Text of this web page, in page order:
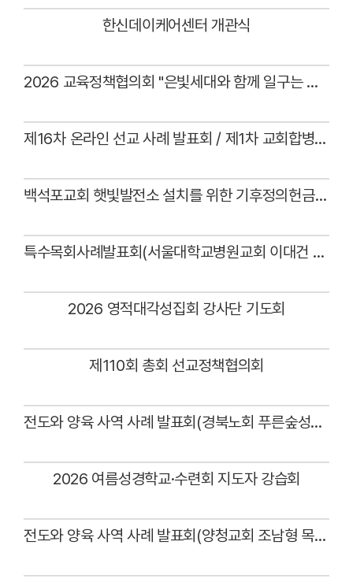
한신데이케어센터 개관식
2026 교육정책협의회 "은빛세대와 함께 일구는 목회"
제16차 온라인 선교 사례 발표회 / 제1차 교회합병 사례 발표회(대구노회 아름다운상원교회)
백석포교회 햇빛발전소 설치를 위한 기후정의헌금 전달예식
특수목회사례발표회(서울대학교병원교회 이대건 목사)
2026 영적대각성집회 강사단 기도회
제110회 총회 선교정책협의회
전도와 양육 사역 사례 발표회(경북노회 푸른숲성산교회 최임성 목사)
2026 여름성경학교·수련회 지도자 강습회
전도와 양육 사역 사례 발표회(양청교회 조남형 목사)